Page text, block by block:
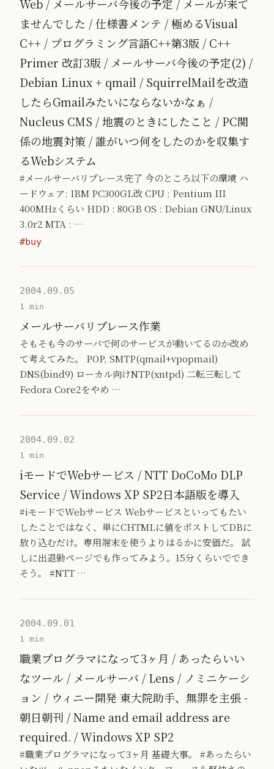
Web / メールサーバ今後の予定 / メールが来て
ませんでした / 仕様書メンテ / 極めるVisual
C++ / プログラミング言語C++第3版 / C++
Primer 改訂3版 / メールサーバ今後の予定(2) /
Debian Linux + qmail / SquirrelMailを改造
したらGmailみたいにならないかなぁ /
Nucleus CMS / 地震のときにしたこと / PC関
係の地震対策 / 誰がいつ何をしたのかを収集す
るWebシステム
#メールサーバリプレース完了 今のところ以下の環境 ハ
ードウェア: IBM PC300GL改 CPU : Pentium III
400MHzくらい HDD : 80GB OS : Debian GNU/Linux
3.0r2 MTA : …
#buy
2004.09.05
1 min
メールサーバリプレース作業
そもそも今のサーバで何のサービスが動いてるのか改め
て考えてみた。 POP, SMTP(qmail+vpopmail)
DNS(bind9) ローカル向けNTP(xntpd) 二転三転して
Fedora Core2をやめ …
2004.09.02
1 min
iモードでWebサービス / NTT DoCoMo DLP
Service / Windows XP SP2日本語版を導入
#iモードでWebサービス Webサービスといってもたい
したことではなく、単にCHTMLに値をポストしてDBに
放り込むだけ。専用端末を使うよりはるかに安価だ。 試
しに出退勤ページでも作ってみよう。15分くらいででき
そう。 #NTT …
2004.09.01
1 min
職業プログラマになって3ヶ月 / あったらいい
なツール / メールサーバ / Lens / ノミニケーシ
ョン / ウィニー開発 東大院助手、無罪を主張 -
朝日朝刊 / Name and email address are
required. / Windows XP SP2
#職業プログラマになって3ヶ月 基礎大事。 #あったらい